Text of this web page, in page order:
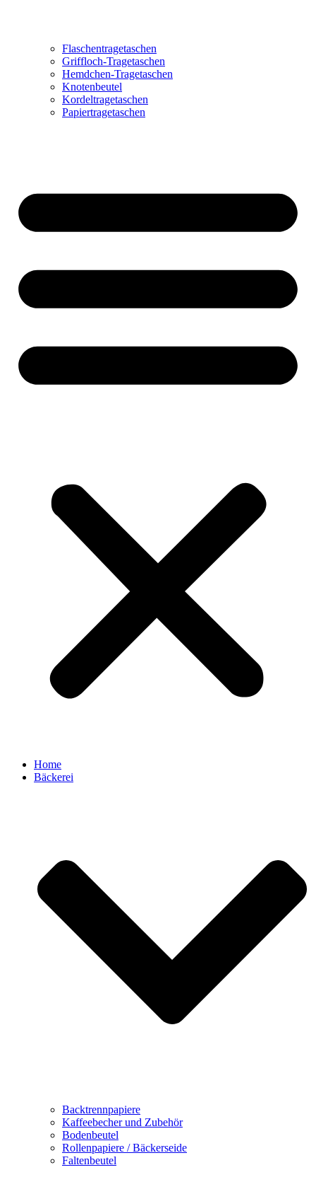
Flaschentragetaschen
Griffloch-Tragetaschen
Hemdchen-Tragetaschen
Knotenbeutel
Kordeltragetaschen
Papiertragetaschen
Home
Bäckerei
Backtrennpapiere
Kaffeebecher und Zubehör
Bodenbeutel
Rollenpapiere / Bäckerseide
Faltenbeutel